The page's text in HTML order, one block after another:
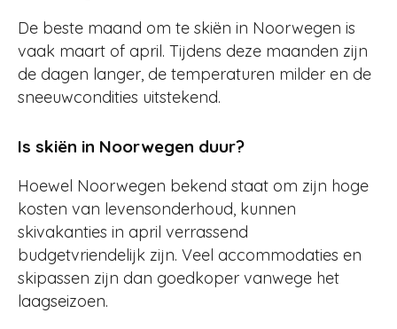
De beste maand om te skiën in Noorwegen is
vaak maart of april. Tijdens deze maanden zijn
de dagen langer, de temperaturen milder en de
sneeuwcondities uitstekend.
Is skiën in Noorwegen duur?
Hoewel Noorwegen bekend staat om zijn hoge
kosten van levensonderhoud, kunnen
skivakanties in april verrassend
budgetvriendelijk zijn. Veel accommodaties en
skipassen zijn dan goedkoper vanwege het
laagseizoen.